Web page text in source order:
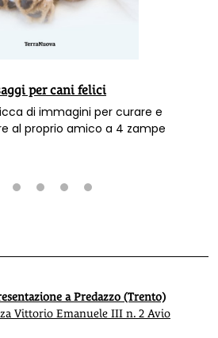
per cani felici
di immagini per curare e
offrire benessere al proprio amico a 4 zampe
a Predazzo (Trento)
Vittorio Emanuele III n. 2 Avio